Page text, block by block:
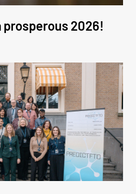
prosperous 2026!